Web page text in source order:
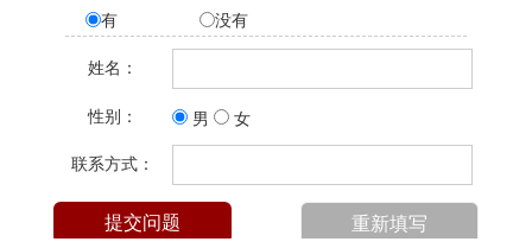
有
没有
姓名：
性别： 男 女
联系方式：